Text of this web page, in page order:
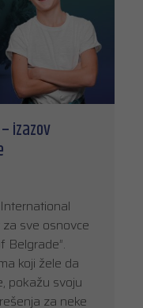
izazov
sve osnovce
Belgrade”.
koji žele da
pokažu svoju
za neke